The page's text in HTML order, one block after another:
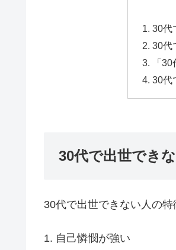
30代
30代
「
30代
30代で出世でき
30代で出世できない人の特
1. 自己憐憫が強い